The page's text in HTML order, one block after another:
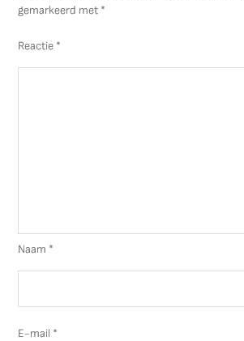
gemarkeerd met *
Reactie *
Naam *
E-mail *